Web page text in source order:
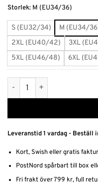
Storlek: M (EU34/36)
S (EU32/34) M (EU34/
2XL (EU40/42)
3XL
5XL (EU46/48)
6XL
Midjetränare mängd
Alternative:
Leveranstid 1 vardag - Beställ
Kort, Swish eller gratis
PostNord spårbart till box
Fri frakt över 799 kr, full